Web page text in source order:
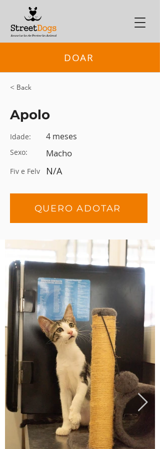
DOAR
< Back
Apolo
Idade: 4 meses
Sexo: Macho
Fiv e Felv N/A
QUERO ADOTAR